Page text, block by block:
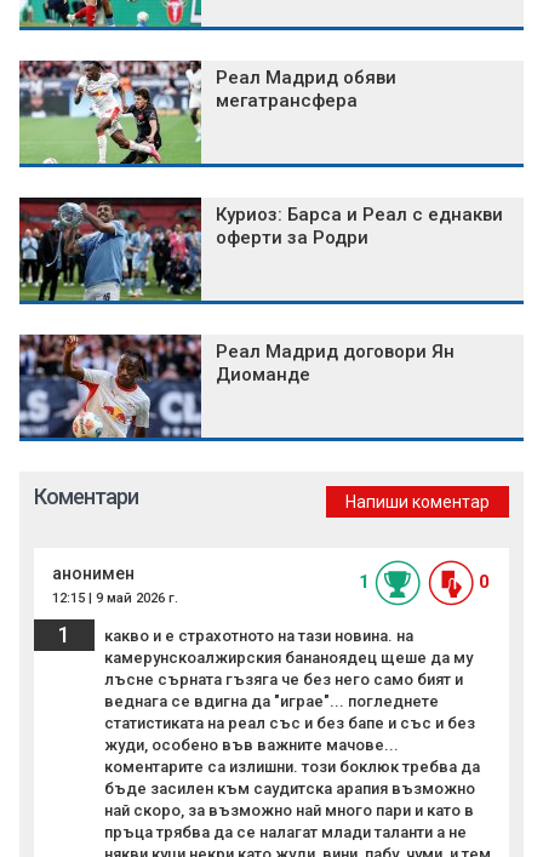
Реал Мадрид обяви
мегатрансфера
Куриоз: Барса и Реал с еднакви
оферти за Родри
Реал Мадрид договори Ян
Диоманде
Коментари Напиши коментар
анонимен
12:15 | 9 май 2026 г.
1 0
1
какво и е страхотното на тази новина. на
камерунскоалжирския бананоядец щеше да му
лъсне сърната гъзяга че без него само бият и
веднага се вдигна да "играе"... погледнете
статистиката на реал със и без бапе и със и без
жуди, особено във важните мачове...
коментарите са излишни. този боклюк требва да
бъде засилен към саудитска арапия възможно
най скоро, за възможно най много пари и като в
пръца трябва да се налагат млади таланти а не